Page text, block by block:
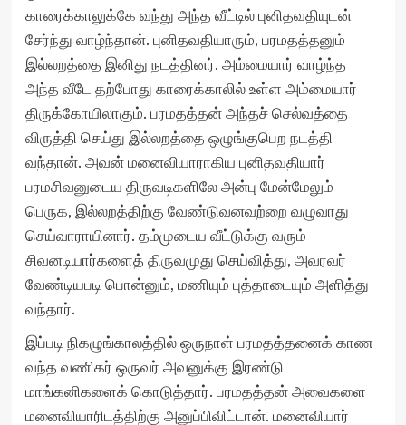
காரைக்காலுக்கே வந்து அந்த வீட்டில் புனிதவதியுடன்
சேர்ந்து வாழ்ந்தான். புனிதவதியாரும், பரமதத்தனும்
இல்லறத்தை இனிது நடத்தினர். அம்மையார் வாழ்ந்த
அந்த வீடே தற்போது காரைக்காலில் உள்ள அம்மையார்
திருக்கோயிலாகும். பரமதத்தன் அந்தச் செல்வத்தை
விருத்தி செய்து இல்லறத்தை ஒழுங்குபெற நடத்தி
வந்தான். அவன் மனைவியாராகிய புனிதவதியார்
பரமசிவனுடைய திருவடிகளிலே அன்பு மேன்மேலும்
பெருக, இல்லறத்திற்கு வேண்டுவனவற்றை வழுவாது
செய்வாராயினார். தம்முடைய வீட்டுக்கு வரும்
சிவனடியார்களைத் திருவமுது செய்வித்து, அவரவர்
வேண்டியபடி பொன்னும், மணியும் புத்தாடையும் அளித்து
வந்தார்.
இப்படி நிகழுங்காலத்தில் ஒருநாள் பரமதத்தனைக் காண
வந்த வணிகர் ஒருவர் அவனுக்கு இரண்டு
மாங்கனிகளைக் கொடுத்தார். பரமதத்தன் அவைகளை
மனைவியாரிடத்திற்கு அனுப்பிவிட்டான். மனைவியார்